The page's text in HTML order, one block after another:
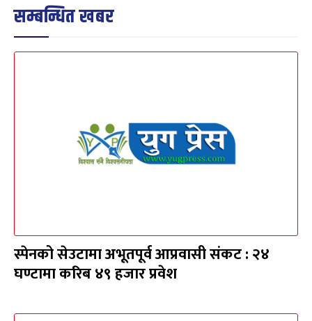
सम्बन्धित खबर
स्पेनको सेउटामा अभूतपूर्व आप्रवासी संकट : २४
घण्टामा करिब ४९ हजार प्रवेश